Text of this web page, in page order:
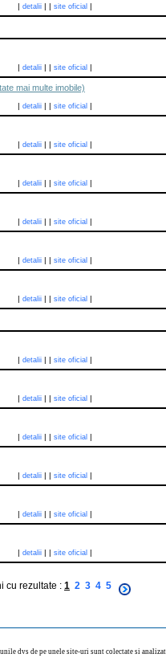
| detalii| | site oficial|
| detalii| | site oficial|
mai multe imobile)
| detalii| | site oficial|
| detalii| | site oficial|
| detalii| | site oficial|
| detalii| | site oficial|
| detalii| | site oficial|
| detalii| | site oficial|
| detalii| | site oficial|
| detalii| | site oficial|
| detalii| | site oficial|
| detalii| | site oficial|
| detalii| | site oficial|
| detalii| | site oficial|
cu rezultate : 1 2 3 4 5
dvs de pe unele site-uri sunt colectate si